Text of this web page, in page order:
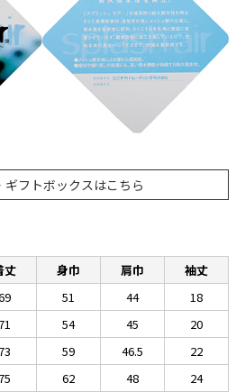
ギフトボックスはこちら
丈 身巾 肩巾
袖丈
51 44
18
54 45
20
59 46.5
22
62 48 24